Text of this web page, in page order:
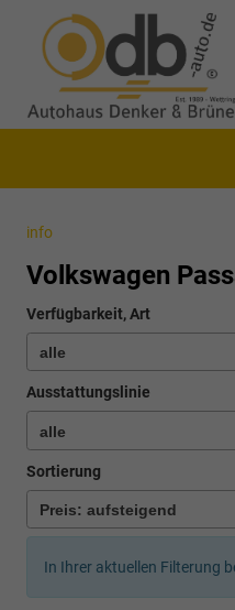
info
Volkswagen
Verfügbarkeit, Art
Ausstattungslinie
Sortierung
In Ihrer aktuellen Filterung